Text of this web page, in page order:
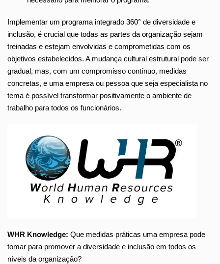
Implementar um programa integrado 360° de diversidade e
inclusão, é crucial que todas as partes da organização sejam
treinadas e estejam envolvidas e comprometidas com os
objetivos estabelecidos. A mudança cultural estrutural pode ser
gradual, mas, com um compromisso contínuo, medidas
concretas, e uma empresa ou pessoa que seja especialista no
tema é possível transformar positivamente o ambiente de
trabalho para todos os funcionários.
WHR Knowledge: Que medidas práticas uma empresa pode
tomar para promover a diversidade e inclusão em todos os
níveis da organização?